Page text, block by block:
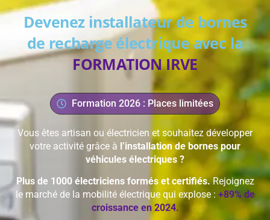
Devenez installateur de bornes
de recharge électrique avec la
FORMATION IRVE
Formation 2026 : Places limitées
Vous êtes artisan ou électricien et souhaitez développer
votre activité grâce à l’installation de bornes pour
véhicules électriques ?
Plus de 1000 électriciens formés et certifiés.Rejoignez
le marché de la mobilité électrique qui explose : +89% de
croissance en 2024.